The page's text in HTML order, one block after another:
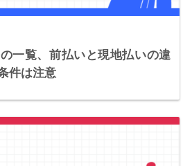
一覧、前払いと現地払いの違
件は注意